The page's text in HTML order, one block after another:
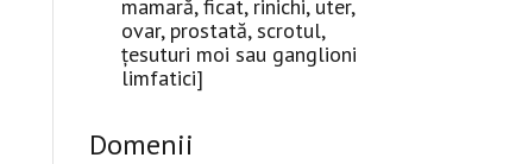
mamară, ficat, rinichi, uter,
ovar, prostată, scrotul,
țesuturi moi sau ganglioni
limfatici]
Domenii